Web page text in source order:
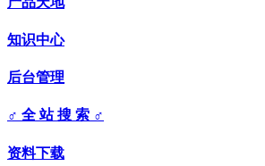
知识中心
后台管理
♂ 全 站 搜 索 ♂
资料下载